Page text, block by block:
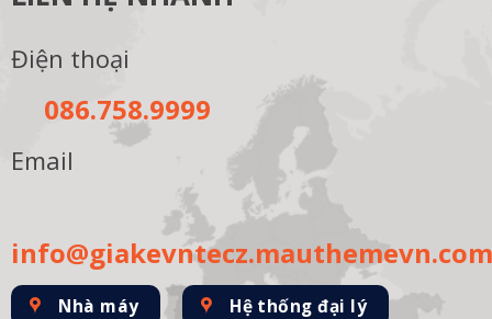
Điện thoại
086.758.9999
Email
info@giakevntecz.mauthemevn.com
Nhà máy Hệ thống đại lý